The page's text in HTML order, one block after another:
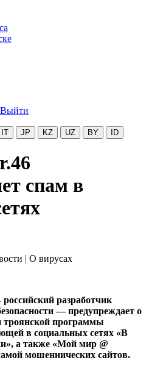
Выйти
IT JP KZ UZ BY ID
спам в
| О вирусах
разработчик
— предупреждает о
троянской программы
в социальных сетях «В
а также «Мой мир @
мошеннических сайтов.